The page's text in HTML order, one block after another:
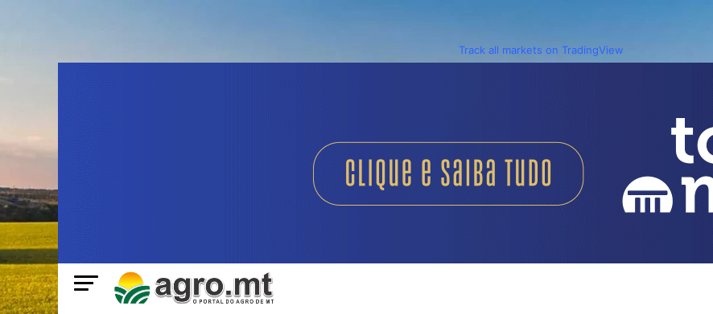
Track all markets on TradingView